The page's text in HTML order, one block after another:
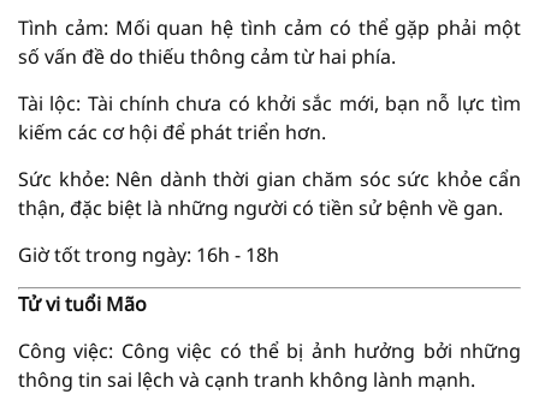
Tình cảm: Mối quan hệ tình cảm có thể gặp phải một
số vấn đề do thiếu thông cảm từ hai phía.
Tài lộc: Tài chính chưa có khởi sắc mới, bạn nỗ lực tìm
kiếm các cơ hội để phát triển hơn.
Sức khỏe: Nên dành thời gian chăm sóc sức khỏe cẩn
thận, đặc biệt là những người có tiền sử bệnh về gan.
Giờ tốt trong ngày: 16h - 18h
Tử vi tuổi Mão
Công việc: Công việc có thể bị ảnh hưởng bởi những
thông tin sai lệch và cạnh tranh không lành mạnh.